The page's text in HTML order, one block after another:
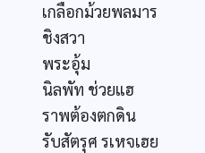
เกลือกม้วยพลมาร
ชิงสวา
พระอุ้ม
นิลพัท ช่วยแฮ
ราพต้องตกดิน
รับสัตรุศ รเหจเฮย